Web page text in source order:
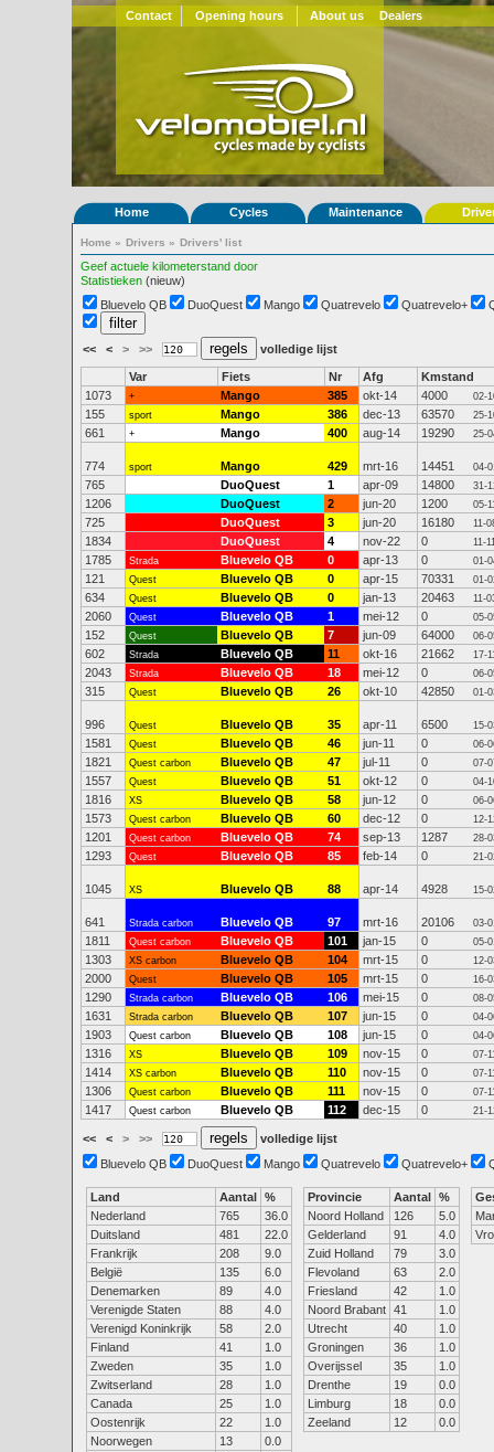
Contact Opening hours About us Dealers
Home Cycles Maintenance
Home » Drivers » Drivers' list
Geef actuele kilometerstand door
Statistieken (nieuw)
Bluevelo QB
DuoQuest Mango Quatrevelo Quatrevelo+
<< < > >> volledige lijst
Var Fiets Nr Afg
Kmstand
1073
+ Mango 385 okt-14 4000 02-
155 sport Mango 386 dec-13 63570 25-
661 + Mango 400 aug-14 19290 25-
774 sport Mango 429 mrt-16 14451 04-
765 DuoQuest 1 apr-09 14800 31-
1206 DuoQuest 2 jun-20 1200 05-
725 DuoQuest 3 jun-20 16180 11-
1834 DuoQuest 4 nov-22 0 11-
1785 Strada Bluevelo QB 0 apr-13 0 01-
121 Quest Bluevelo QB 0 apr-15 70331 01-
634 Quest Bluevelo QB 0 jan-13 20463 11-
2060 Quest Bluevelo QB 1 mei-12 0 05-
152 Quest Bluevelo QB 7 jun-09 64000 06-
602 Strada Bluevelo QB 11 okt-16 21662 17-
2043 Strada Bluevelo QB 18 mei-12 0 06-
315 Quest Bluevelo QB 26 okt-10 42850 01-
996 Quest Bluevelo QB 35 apr-11 6500 15-
1581 Quest Bluevelo QB 46 jun-11 0 06-
1821 Quest carbon Bluevelo QB 47 jul-11 0 07-
1557 Quest Bluevelo QB 51 okt-12 0 04-
1816 XS Bluevelo QB 58 jun-12 0 06-
1573 Quest carbon Bluevelo QB 60 dec-12 0 12-
1201 Quest carbon Bluevelo QB 74 sep-13 1287 28-
1293 Quest Bluevelo QB 85 feb-14 0 21-
1045 XS Bluevelo QB 88 apr-14 4928 15-
641 Strada carbon Bluevelo QB 97 mrt-16 20106 03-
1811 Quest carbon Bluevelo QB 101 jan-15 0 05-
1303 XS carbon Bluevelo QB 104 mrt-15 0 12-
2000 Quest Bluevelo QB 105 mrt-15 0 16-
1290 Strada carbon Bluevelo QB 106 mei-15 0 08-
1631 Strada carbon Bluevelo QB 107 jun-15 0 04-
1903 Quest carbon Bluevelo QB 108 jun-15 0 04-
1316 XS Bluevelo QB 109 nov-15 0 07-
1414 XS carbon Bluevelo QB 110 nov-15 0 07-
1306 Quest carbon Bluevelo QB 111 nov-15 0 07-
1417 Quest carbon Bluevelo QB 112 dec-15 0 21-
<< < > >>
volledige lijst
Bluevelo QB
DuoQuest Mango Quatrevelo Quatrevelo+
Land Aantal %
Nederland
765
36.0
Duitsland
481
22.0
Frankrijk
208
9.0
België
135
6.0
Denemarken
89
4.0
Verenigde Staten
88
4.0
Verenigd Koninkrijk
58
2.0
Finland
41
1.0
Zweden
35
1.0
Zwitserland
28
1.0
Canada
25
1.0
Oostenrijk
22
1.0
Noorwegen
13
0.0
Provincie Aantal %
Noord Holland
126
5.0
Gelderland
91
4.0
Zuid Holland
79
3.0
Flevoland
63
2.0
Friesland
42
1.0
Noord Brabant 41
1.0
Utrecht
40
1.0
Groningen
36
1.0
Overijssel
35
1.0
Drenthe
19
0.0
Limburg
18
0.0
Zeeland
12 0.0